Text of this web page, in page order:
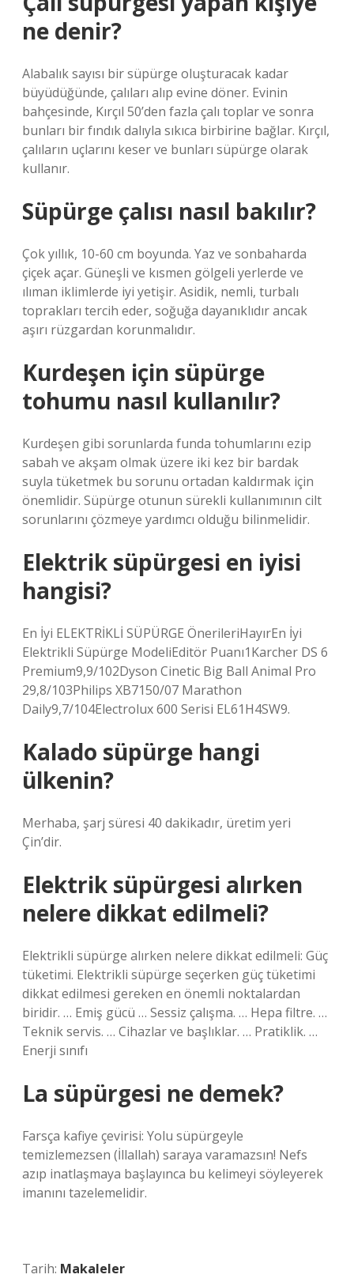
ne denir?
Alabalık sayısı bir süpürge oluşturacak kadar
büyüdüğünde, çalıları alıp evine döner. Evinin
bahçesinde, Kırçıl 50’den fazla çalı toplar ve sonra
bunları bir fındık dalıyla sıkıca birbirine bağlar. Kırçıl,
çalıların uçlarını keser ve bunları süpürge olarak
kullanır.
Süpürge çalısı nasıl bakılır?
Çok yıllık, 10-60 cm boyunda. Yaz ve sonbaharda
çiçek açar. Güneşli ve kısmen gölgeli yerlerde ve
ılıman iklimlerde iyi yetişir. Asidik, nemli, turbalı
toprakları tercih eder, soğuğa dayanıklıdır ancak
aşırı rüzgardan korunmalıdır.
Kurdeşen için süpürge
tohumu nasıl kullanılır?
Kurdeşen gibi sorunlarda funda tohumlarını ezip
sabah ve akşam olmak üzere iki kez bir bardak
suyla tüketmek bu sorunu ortadan kaldırmak için
önemlidir. Süpürge otunun sürekli kullanımının cilt
sorunlarını çözmeye yardımcı olduğu bilinmelidir.
Elektrik süpürgesi en iyisi
hangisi?
En İyi ELEKTRİKLİ SÜPÜRGE ÖnerileriHayırEn İyi
Elektrikli Süpürge ModeliEditör Puanı1Karcher DS 6
Premium9,9/102Dyson Cinetic Big Ball Animal Pro
29,8/103Philips XB7150/07 Marathon
Daily9,7/104Electrolux 600 Serisi EL61H4SW9.
Kalado süpürge hangi
ülkenin?
Merhaba, şarj süresi 40 dakikadır, üretim yeri
Çin’dir.
Elektrik süpürgesi alırken
nelere dikkat edilmeli?
Elektrikli süpürge alırken nelere dikkat edilmeli: Güç
tüketimi. Elektrikli süpürge seçerken güç tüketimi
dikkat edilmesi gereken en önemli noktalardan
biridir. … Emiş gücü … Sessiz çalışma. … Hepa filtre. …
Teknik servis. … Cihazlar ve başlıklar. … Pratiklik. …
Enerji sınıfı
La süpürgesi ne demek?
Farsça kafiye çevirisi: Yolu süpürgeyle
temizlemezsen (İllallah) saraya varamazsın! Nefs
azıp inatlaşmaya başlayınca bu kelimeyi söyleyerek
imanını tazelemelidir.
Tarih: Makaleler